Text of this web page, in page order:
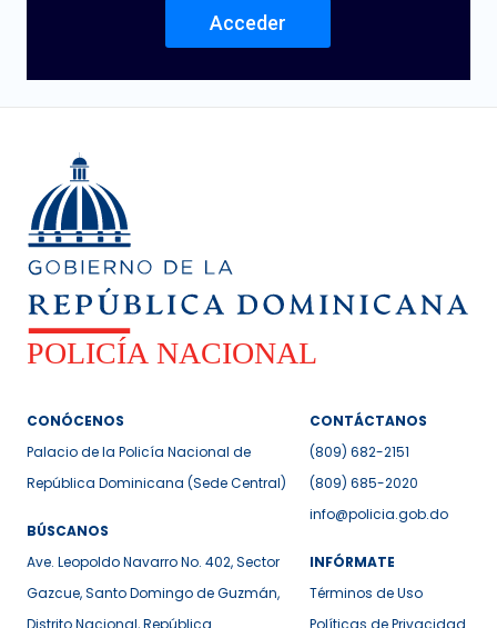
Acceder
CONÓCENOS
Palacio de la Policía Nacional de
República Dominicana (Sede Central)
BÚSCANOS
Ave. Leopoldo Navarro No. 402, Sector
Gazcue, Santo Domingo de Guzmán,
Distrito Nacional, República
CONTÁCTANOS
(809) 682-2151
(809) 685-2020
info@policia.gob.do
INFÓRMATE
Términos de Uso
Políticas de Privacidad